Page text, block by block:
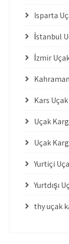
Isparta
İstanbul
İzmir
Kars
Uçak
Uçak
Yurtiçi
Yurtdışı
thy uçak